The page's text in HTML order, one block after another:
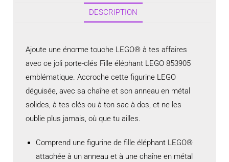
DESCRIPTION
Ajoute une énorme touche LEGO® à tes affaires
avec ce joli porte-clés Fille éléphant LEGO 853905
emblématique. Accroche cette figurine LEGO
déguisée, avec sa chaîne et son anneau en métal
solides, à tes clés ou à ton sac à dos, et ne les
oublie plus jamais, où que tu ailles.
Comprend une figurine de fille éléphant LEGO®
attachée à un anneau et à une chaîne en métal